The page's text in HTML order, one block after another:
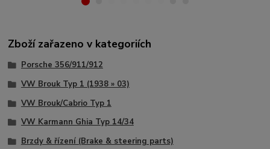
Zboží zařazeno v kategoriích
Porsche 356/911/912
VW Brouk Typ 1 (1938 » 03)
VW Brouk/Cabrio Typ 1
VW Karmann Ghia Typ 14/34
Brzdy & řízení (Brake & steering parts)